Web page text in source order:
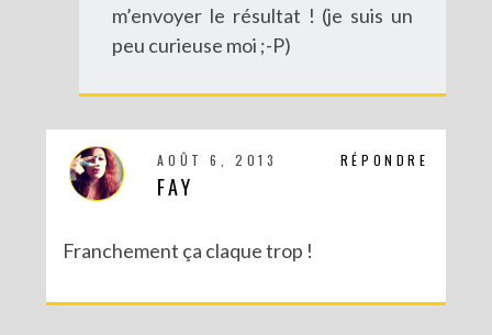
m’envoyer le résultat ! (je suis un
peu curieuse moi ;-P)
RÉPONDRE
AOÛT 6, 2013
FAY
Franchement ça claque trop !